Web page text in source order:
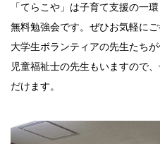
「てらこや」は子育て支援の一
無料勉強会です。ぜひお気軽にご
大学生ボランティアの先生たち
児童福祉士の先生もいますので
だけます。